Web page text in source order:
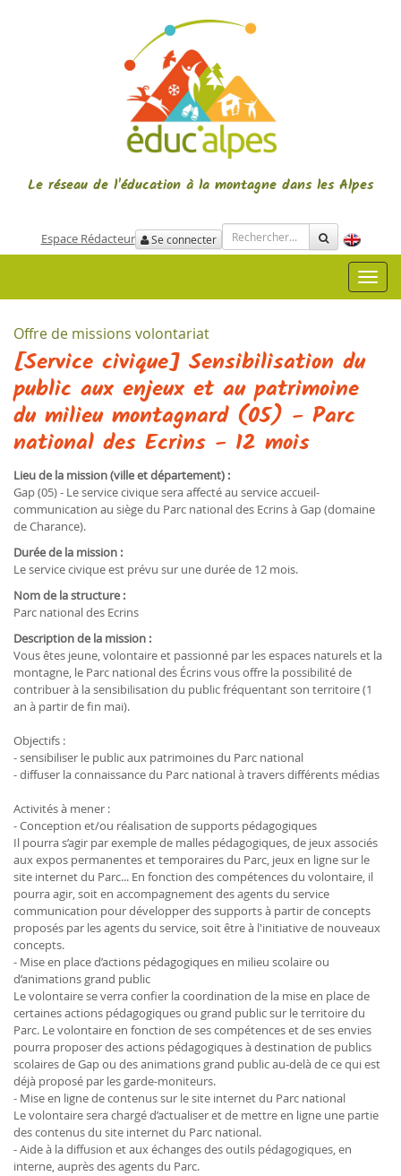
Le réseau de l'éducation à la montagne dans les Alpes
Espace Rédacteur Se connecter
Offre de missions volontariat
[Service civique] Sensibilisation du
public aux enjeux et au patrimoine
du milieu montagnard (05) - Parc
national des Ecrins - 12 mois
Lieu de la mission (ville et département) :
Gap (05) - Le service civique sera affecté au service accueil-
communication au siège du Parc national des Ecrins à Gap (domaine
de Charance).
Durée de la mission :
Le service civique est prévu sur une durée de 12 mois.
Nom de la structure :
Parc national des Ecrins
Description de la mission :
Vous êtes jeune, volontaire et passionné par les espaces naturels et la
montagne, le Parc national des Écrins vous offre la possibilité de
contribuer à la sensibilisation du public fréquentant son territoire (1
an à partir de fin mai).
Objectifs :
- sensibiliser le public aux patrimoines du Parc national
- diffuser la connaissance du Parc national à travers différents médias
Activités à mener :
- Conception et/ou réalisation de supports pédagogiques
Il pourra s’agir par exemple de malles pédagogiques, de jeux associés
aux expos permanentes et temporaires du Parc, jeux en ligne sur le
site internet du Parc... En fonction des compétences du volontaire, il
pourra agir, soit en accompagnement des agents du service
communication pour développer des supports à partir de concepts
proposés par les agents du service, soit être à l'initiative de nouveaux
concepts.
- Mise en place d’actions pédagogiques en milieu scolaire ou
d’animations grand public
Le volontaire se verra confier la coordination de la mise en place de
certaines actions pédagogiques ou grand public sur le territoire du
Parc. Le volontaire en fonction de ses compétences et de ses envies
pourra proposer des actions pédagogiques à destination de publics
scolaires de Gap ou des animations grand public au-delà de ce qui est
déjà proposé par les garde-moniteurs.
- Mise en ligne de contenus sur le site internet du Parc national
Le volontaire sera chargé d’actualiser et de mettre en ligne une partie
des contenus du site internet du Parc national.
- Aide à la diffusion et aux échanges des outils pédagogiques, en
interne, auprès des agents du Parc.